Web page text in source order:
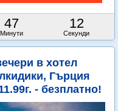
47
Минути
10
Секунди
в хотел
Гърция
- безплатно!